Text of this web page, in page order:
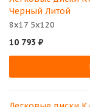
Черный Литой
8x17 5x120
10 793 ₽